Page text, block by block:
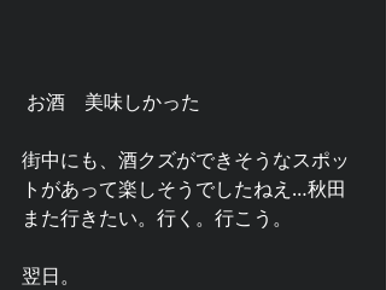
お酒　美味しかった
街中にも、酒クズができそうなスポッ
トがあって楽しそうでしたねえ…秋田
また行きたい。行く。行こう。
翌日。